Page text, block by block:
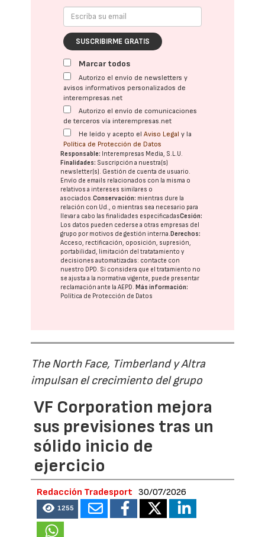
SUSCRIBIRME GRATIS
Marcar todos
Autorizo el envío de newsletters y
avisos informativos personalizados de
interempresas.net
Autorizo el envío de comunicaciones
de terceros vía interempresas.net
He leído y acepto elAviso Legal y la
Política de Protección de Datos
Responsable: Interempresas Media, S.L.U.
Finalidades: Suscripción a nuestra(s)
newsletter(s). Gestión de cuenta de usuario.
Envío de emails relacionados con la misma o
relativos a intereses similares o
asociados.Conservación: mientras dure la
relación con Ud., o mientras sea necesario para
llevar a cabo las finalidades especificadasCesión:
Los datos pueden cederse a otras empresas del
grupo por motivos de gestión interna.Derechos:
Acceso, rectificación, oposición, supresión,
portabilidad, limitación del tratatamiento y
decisiones automatizadas: contacte con
nuestro DPD . Si considera que el tratamiento no
se ajusta a la normativa vigente, puede presentar
reclamación ante laAEPD .Más información:
Política de Protección de Datos
The North Face, Timberland y Altra
impulsan el crecimiento del grupo
VF Corporation mejora
sus previsiones tras un
sólido inicio de
ejercicio
Redacción Tradesport 30/07/2026
1255